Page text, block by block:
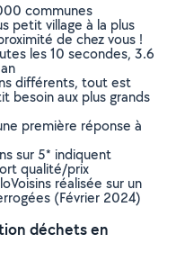
communes
petit village à la plus
de chez vous !
les 10 secondes, 3.6
différents, tout est
besoin aux plus grands
première réponse à
sur 5* indiquent
qualité/prix
réalisée sur un
(Février 2024)
déchets en